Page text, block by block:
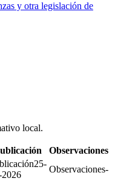
y otra legislación de
local.
Observaciones
25-
-